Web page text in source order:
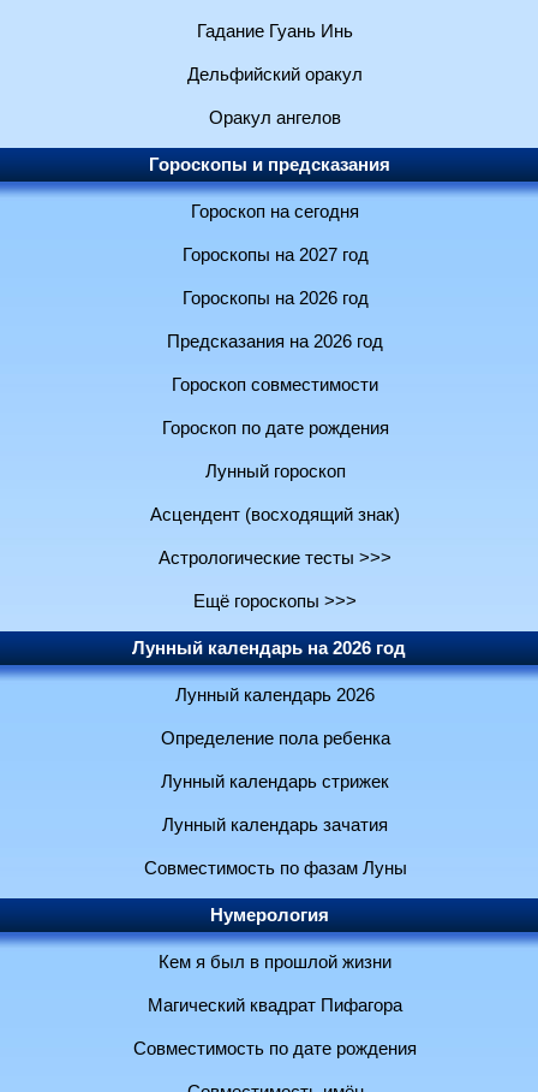
Гадание Гуань Инь
Дельфийский оракул
Оракул ангелов
Гороскопы и предсказания
Гороскоп на сегодня
Гороскопы на 2027 год
Гороскопы на 2026 год
Предсказания на 2026 год
Гороскоп совместимости
Гороскоп по дате рождения
Лунный гороскоп
Асцендент (восходящий знак)
Астрологические тесты >>>
Ещё гороскопы >>>
Лунный календарь на 2026 год
Лунный календарь 2026
Определение пола ребенка
Лунный календарь стрижек
Лунный календарь зачатия
Совместимость по фазам Луны
Нумерология
Кем я был в прошлой жизни
Магический квадрат Пифагора
Совместимость по дате рождения